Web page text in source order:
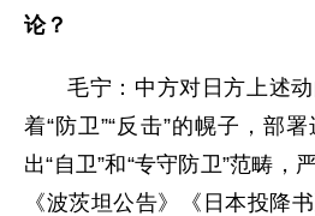
论？
毛宁：中方对日方上述
着“防卫”“反击”的幌子，部
出“自卫”和“专守防卫”范畴，
《波茨坦公告》《日本投降